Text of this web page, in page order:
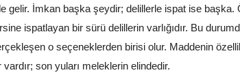
gelir. İmkan başka şeydir; delillerle ispat ise başka.
ispatlayan bir sürü delillerin varlığıdır. Bu
o seçeneklerden birisi olur. Maddenin
son yuları meleklerin elindedir.